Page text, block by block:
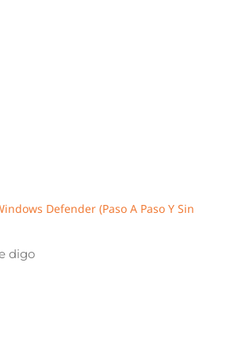
Defender (paso A Paso Y Sin
digo